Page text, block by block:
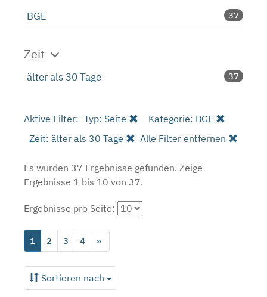
BGE 37
Zeit
älter als 30 Tage 37
Aktive Filter: Typ: Seite
Kategorie: BGE
Zeit: älter als 30 Tage
Alle Filter entfernen
Es wurden 37 Ergebnisse gefunden. Zeige
Ergebnisse 1 bis 10 von 37.
Ergebnisse pro Seite:
1 2 3 4 »
Sortieren nach